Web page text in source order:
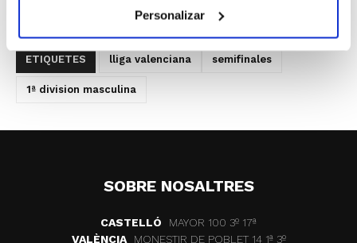
Personalizar
ETIQUETES lliga valenciana semifinales
1ª division masculina
SOBRE NOSALTRES
CASTELLÓ
MAYOR 100 3º 17ª
VALÈNCIA
MONESTIR DE POBLET 14 1ª 3º